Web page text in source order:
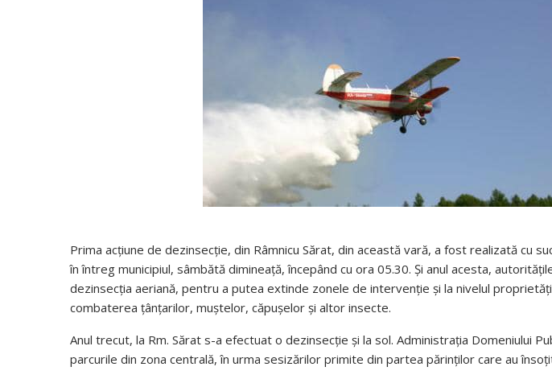
Prima acțiune de dezinsecție, din Râmnicu Sărat, din această vară, a fost realizată cu
în întreg municipiul, sâmbătă dimineață, începând cu ora 05.30. Și anul acesta,
dezinsecția aeriană, pentru a putea extinde zonele de intervenție și la nivelul
combaterea țânțarilor, muștelor, căpușelor și altor insecte.
Anul trecut, la Rm. Sărat s-a efectuat o dezinsecție și la sol. Administrația Domeniului
parcurile din zona centrală, în urma sesizărilor primite din partea părinților care au